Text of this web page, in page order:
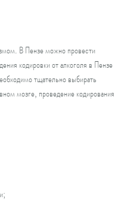
В Пензе можно провести
кодировки от алкоголя в Пензе
тщательно выбирать
мозге, проведение кодирования